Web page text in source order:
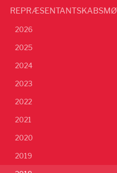
2026
2025
2024
2023
2022
2021
2020
2019